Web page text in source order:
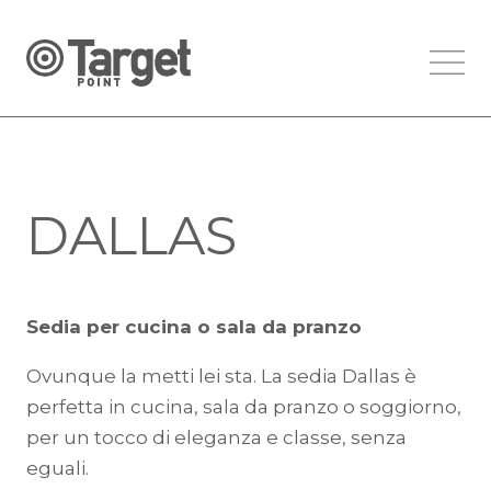
DALLAS
Sedia per cucina o sala da pranzo
Ovunque la metti lei sta. La sedia Dallas è
perfetta in cucina, sala da pranzo o soggiorno,
per un tocco di eleganza e classe, senza
eguali.